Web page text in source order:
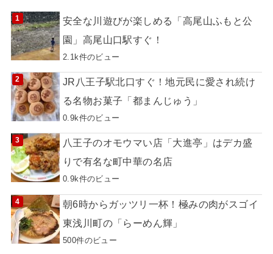
安全な川遊びが楽しめる「高尾山ふもと公
園」高尾山口駅すぐ！
2.1k件のビュー
JR八王子駅北口すぐ！地元民に愛され続け
る名物お菓子「都まんじゅう」
0.9k件のビュー
八王子のオモウマい店「大進亭」はデカ盛
りで有名な町中華の名店
0.9k件のビュー
朝6時からガッツリ一杯！極みの肉がスゴイ
東浅川町の「らーめん輝」
500件のビュー